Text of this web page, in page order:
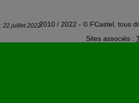
22 juillet 20222010 / 2022 - © FCastel, tous
Sites associés :